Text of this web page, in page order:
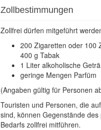
Zollbestimmungen
Zollfrei dürfen mitgeführt
200 Zigaretten oder 100
400 g Tabak
1 Liter alkoholische
geringe Mengen Parfüm
(Angaben gültig für Personen
Touristen und Personen, die
sind, können Gegenstände des
Bedarfs zollfrei mitführen.